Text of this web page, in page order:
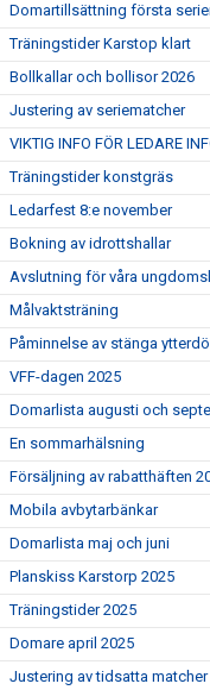
Domartillsättning första
Träningstider Karstop klart
Bollkallar och bollisor 2026
Justering av seriematcher
VIKTIG INFO FÖR LEDARE
Träningstider konstgräs
Ledarfest 8:e november
Bokning av idrottshallar
Avslutning för våra
Målvaktsträning
Påminnelse av stänga
VFF-dagen 2025
Domarlista augusti och
En sommarhälsning
Försäljning av rabatthäften
Mobila avbytarbänkar
Domarlista maj och juni
Planskiss Karstorp 2025
Träningstider 2025
Domare april 2025
Justering av tidsatta matcher